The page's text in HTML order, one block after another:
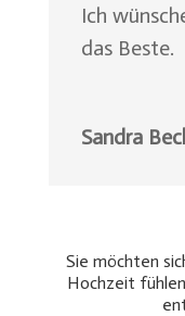
Ich
das Beste.
Sandra
Sie möchten
Hochzeit